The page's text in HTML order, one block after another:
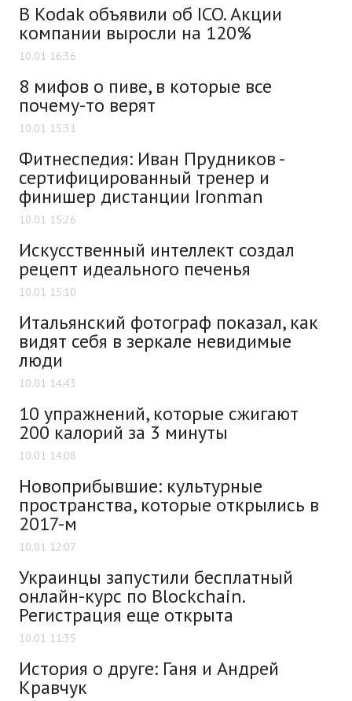
В Kodak объявили об ICO. Акции
компании выросли на 120%
10.01 16:36
8 мифов о пиве, в которые все
почему-то верят
10.01 15:31
Фитнеспедия: Иван Прудников -
сертифицированный тренер и
финишер дистанции Ironman
10.01 15:26
Искусственный интеллект создал
рецепт идеального печенья
10.01 15:10
Итальянский фотограф показал, как
видят себя в зеркале невидимые
люди
10.01 14:43
10 упражнений, которые сжигают
200 калорий за 3 минуты
10.01 14:08
Новоприбывшие: культурные
пространства, которые открылись в
2017-м
10.01 12:07
Украинцы запустили бесплатный
онлайн-курс по Blockchain.
Регистрация еще открыта
10.01 11:35
История о друге: Ганя и Андрей
Кравчук